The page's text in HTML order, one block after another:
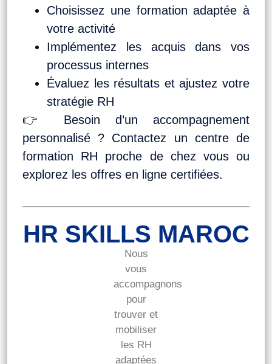
Choisissez une formation adaptée à
votre activité
Implémentez les acquis dans vos
processus internes
Évaluez les résultats et ajustez votre
stratégie RH
👉 Besoin d’un accompagnement
personnalisé ? Contactez un centre de
formation RH proche de chez vous ou
explorez les offres en ligne certifiées.
HR SKILLS MAROC
Nous
vous
accompagnons
pour
trouver et
mobiliser
les RH
adaptées